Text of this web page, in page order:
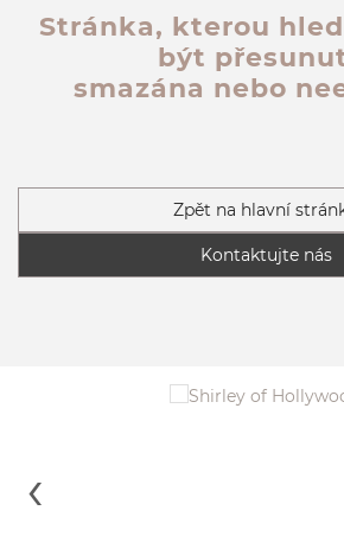
Stránka, kterou
být
smazána nebo
Zpět na hlavní
Kontaktujte nás